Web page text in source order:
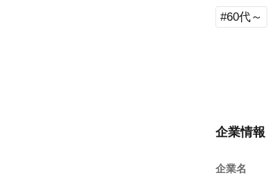
#60代～
企業情報
企業名